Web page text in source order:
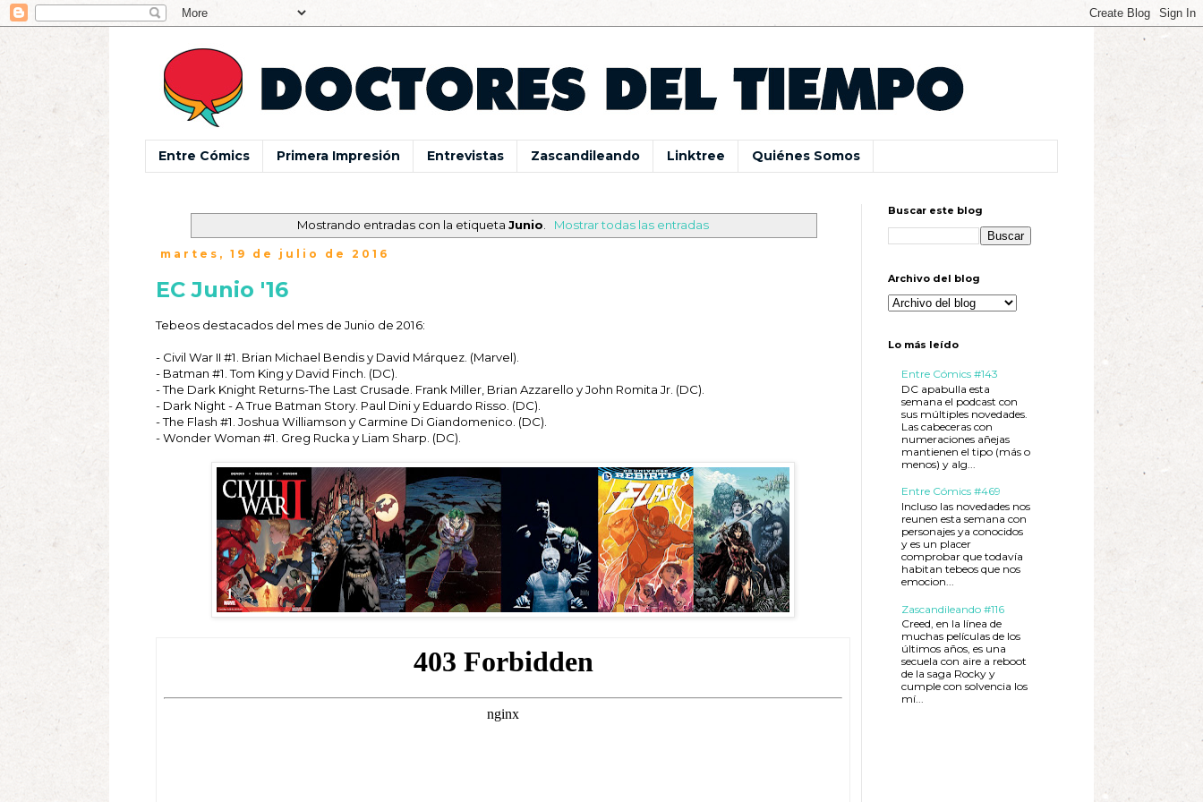
Entre Cómics Primera Impresión Entrevistas Zascandileando Linktree Quiénes Somos
Mostrando entradas con la etiquetaJunio Mostrar todas las entradas
martes, 19 de julio de 2016
EC Junio '16
Tebeos destacados del mes de Junio de 2016:
- Civil War II #1. Brian Michael Bendis y David Márquez. (Marvel).
- Batman #1. Tom King y David Finch. (DC).
- The Dark Knight Returns-The Last Crusade. Frank Miller, Brian Azzarello y John Romita Jr. (DC).
- Dark Night - A True Batman Story. Paul Dini y Eduardo Risso. (DC).
- The Flash #1. Joshua Williamson y Carmine Di Giandomenico. (DC).
- Wonder Woman #1. Greg Rucka y Liam Sharp. (DC).
Buscar este blog
Archivo del blog
Lo más leído
Entre Cómics #143
DC apabulla esta
semana el podcast con
sus múltiples novedades.
Las cabeceras con
numeraciones añejas
mantienen el tipo (más o
menos) y alg...
Entre Cómics #469
Incluso las novedades nos
reunen esta semana con
personajes ya conocidos
y es un placer
comprobar que todavía
habitan tebeos que nos
emocion...
Zascandileando #116
Creed, en la línea de
muchas películas de los
últimos años, es una
secuela con aire a reboot
de la saga Rocky y
cumple con solvencia los
mí...